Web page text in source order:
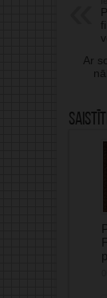
Ar